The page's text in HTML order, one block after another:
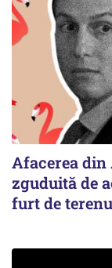
Afacerea din
zguduită de
furt de